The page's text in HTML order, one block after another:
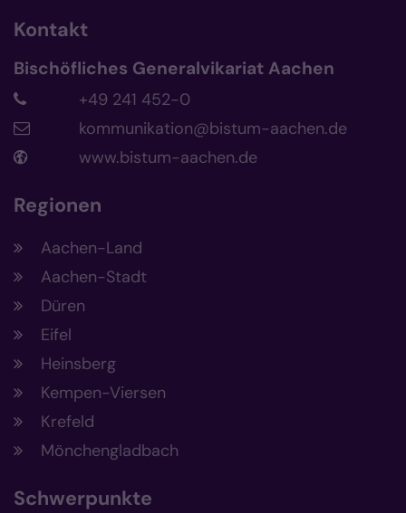
Kontakt
Bischöfliches Generalvikariat Aachen
+49 241 452-0
kommunikation@bistum-aachen.de
www.bistum-aachen.de
Regionen
Aachen-Land
Aachen-Stadt
Düren
Eifel
Heinsberg
Kempen-Viersen
Krefeld
Mönchengladbach
Schwerpunkte